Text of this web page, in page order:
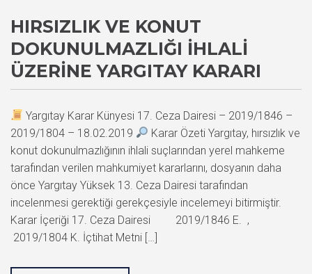
HIRSIZLIK VE KONUT
DOKUNULMAZLIĞI İHLALI
ÜZERINE YARGITAY KARARI
Yargıtay Karar Künyesi 17. Ceza Dairesi – 2019/1846 –
2019/1804 – 18.02.2019
Karar Özeti Yargıtay, hırsızlık ve
konut dokunulmazlığının ihlali suçlarından yerel mahkeme
tarafından verilen mahkumiyet kararlarını, dosyanın daha
önce Yargıtay Yüksek 13. Ceza Dairesi tarafından
incelenmesi gerektiği gerekçesiyle incelemeyi bitirmiştir.
Karar İçeriği 17. Ceza Dairesi 2019/1846 E. ,
2019/1804 K. İçtihat Metni […]